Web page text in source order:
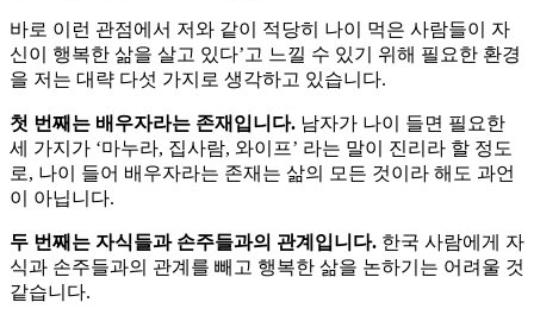
바로 이런 관점에서 저와 같이 적당히 나이 먹은 사람들이 자
신이 행복한 삶을 살고 있다’고 느낄 수 있기 위해 필요한 환경
을 저는 대략 다섯 가지로 생각하고 있습니다.
첫 번째는 배우자라는 존재입니다. 남자가 나이 들면 필요한
세 가지가 ‘마누라, 집사람, 와이프’ 라는 말이 진리라 할 정도
로, 나이 들어 배우자라는 존재는 삶의 모든 것이라 해도 과언
이 아닙니다.
두 번째는 자식들과 손주들과의 관계입니다. 한국 사람에게 자
식과 손주들과의 관계를 빼고 행복한 삶을 논하기는 어려울 것
같습니다.